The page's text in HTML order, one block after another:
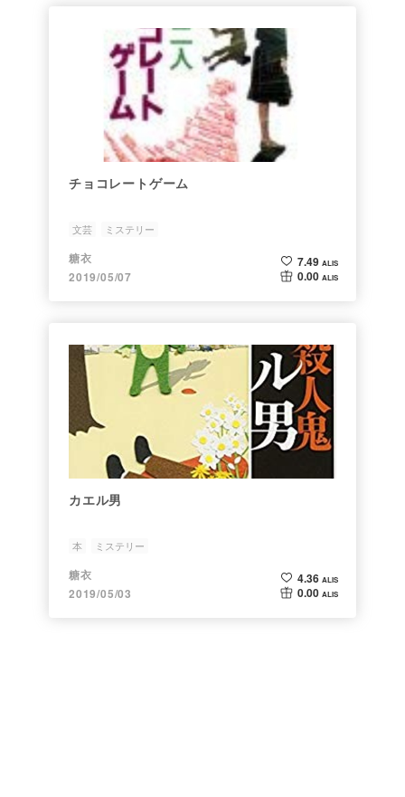
チョコレートゲーム
文芸 ミステリー
糖衣
2019/05/07
7.49 ALIS
0.00 ALIS
カエル男
本 ミステリー
糖衣
2019/05/03
4.36 ALIS
0.00 ALIS